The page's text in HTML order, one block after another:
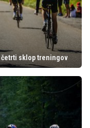
četrti sklop treningov